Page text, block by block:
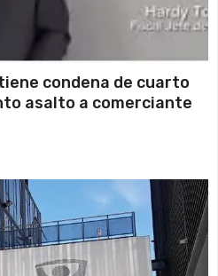
condena de cuarto
asalto a comerciante